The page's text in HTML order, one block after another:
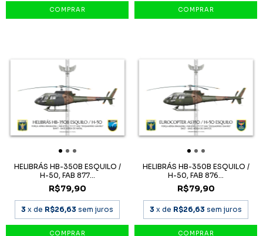
HELIBRÁS HB-350B ESQUILO /
H-50, FAB 877...
R$79,90
3 x de R$26,63 sem juros
HELIBRÁS HB-350B ESQUILO /
H-50, FAB 876...
R$79,90
3 x de R$26,63 sem juros